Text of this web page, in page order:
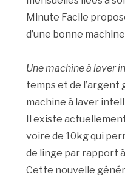
Minute Facile
d’une bonne
Une machine à laver
temps et de l’argent
machine à laver
Il existe
voire de 10kg qui
de linge par rapport
Cette nouvelle